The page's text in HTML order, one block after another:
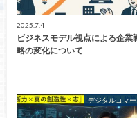
2025.7.4
ビジネスモデル視点による企業
略の変化について
デジタルコマー